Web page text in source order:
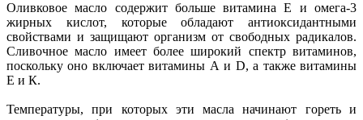
Оливковое масло содержит больше витамина Е и омега-3
жирных кислот, которые обладают антиоксидантными
свойствами и защищают организм от свободных радикалов.
Сливочное масло имеет более широкий спектр витаминов,
поскольку оно включает витамины А и D, а также витамины
Е и К.
Температуры, при которых эти масла начинают гореть и